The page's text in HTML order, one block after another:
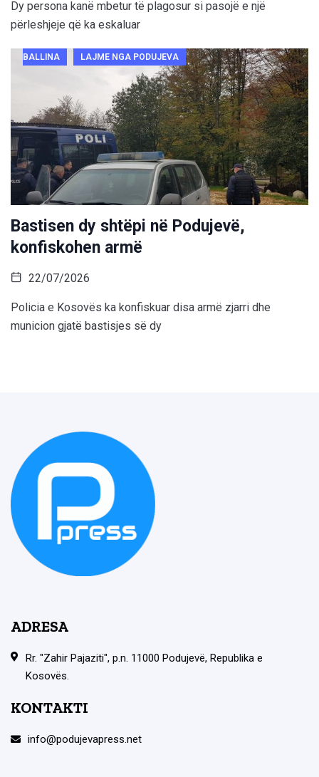
Dy persona kanë mbetur të plagosur si pasojë e një
përleshjeje që ka eskaluar
BALLINA LAJME NGA PODUJEVA
Bastisen dy shtëpi në Podujevë,
konfiskohen armë
22/07/2026
Policia e Kosovës ka konfiskuar disa armë zjarri dhe
municion gjatë bastisjes së dy
ADRESA
Rr. "Zahir Pajaziti", p.n. 11000 Podujevë, Republika e
Kosovës.
KONTAKTI
info@podujevapress.net